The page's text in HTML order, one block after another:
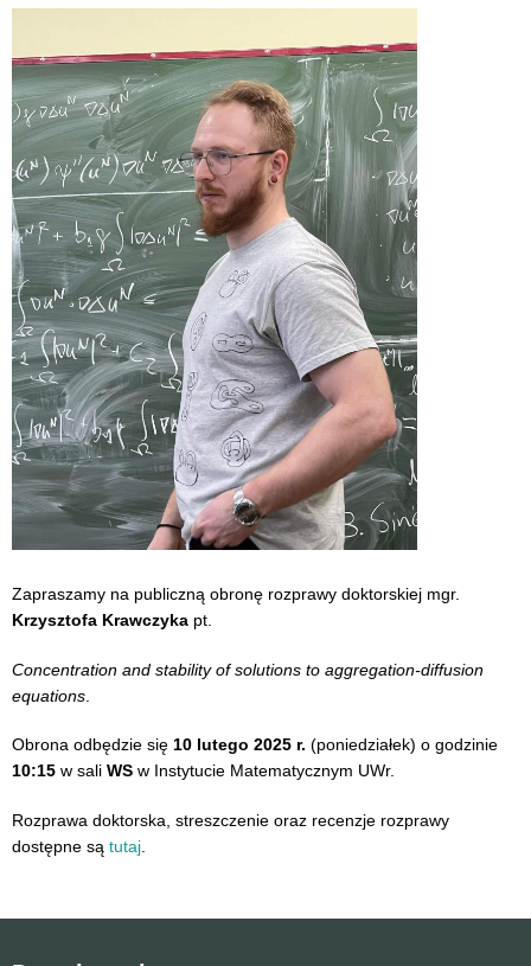
Zapraszamy na publiczną obronę rozprawy doktorskiej mgr.
Krzysztofa Krawczyka pt.
Concentration and stability of solutions to aggregation-diffusion
equations
Obrona odbędzie się 10 lutego 2025 r. (poniedziałek) o godzinie
10:15 w sali WS w Instytucie Matematycznym UWr.
Rozprawa doktorska, streszczenie oraz recenzje rozprawy
dostępne są tutaj